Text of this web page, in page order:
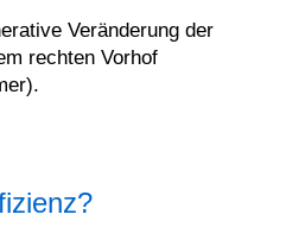
Veränderung der
rechten Vorhof